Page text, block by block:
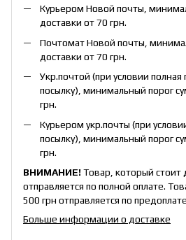
Курьером Новой почты,
доставки от 70 грн.
Почтомат Новой почты,
доставки от 70 грн.
Укр.почтой (при условии полная
посылку), минимальный порог
грн.
Курьером укр.почты (при
посылку), минимальный порог
грн.
ВНИМАНИЕ!Товар, который стоит
отправляется по полной оплате.
500 грн отправляется по
Больше информации о доставке